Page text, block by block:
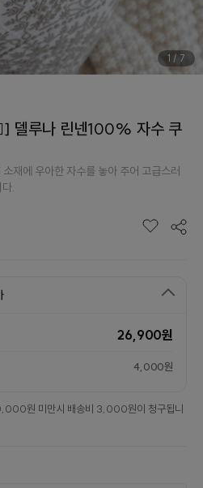
1 / 7
델루나 린넨100% 자수 쿠
재에 우아한 자수를 놓아 주어 고급스러
.
26,900원
4,000원
원 미만시 배송비 3,000원이 청구됩니